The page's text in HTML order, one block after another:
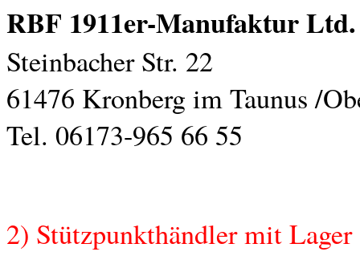
RBF 1911er-Manufaktur
Steinbacher Str. 22
61476 Kronberg im Taunus /
Tel. 06173-965 66 55
2) Stützpunkthändler mit Lager